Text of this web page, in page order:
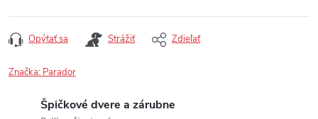
Opýtať sa Strážiť Zdieľať
Značka: Parador
Špičkové dvere a zárubne